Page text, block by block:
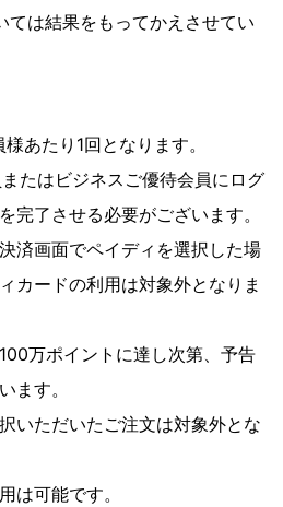
ては結果をもってかえさせてい
あたり1回となります。
たはビジネスご優待会員にログ
完了させる必要がございます。
済画面でペイディを選択した場
カードの利用は対象外となりま
万ポイントに達し次第、予告
ます。
いただいたご注文は対象外とな
は可能です。